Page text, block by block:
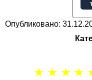
Опубликовано:
★ ★ ★ ★